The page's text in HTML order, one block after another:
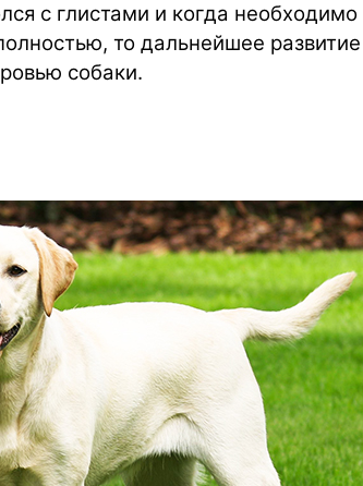
с глистами и когда необходимо
то дальнейшее развитие
собаки.